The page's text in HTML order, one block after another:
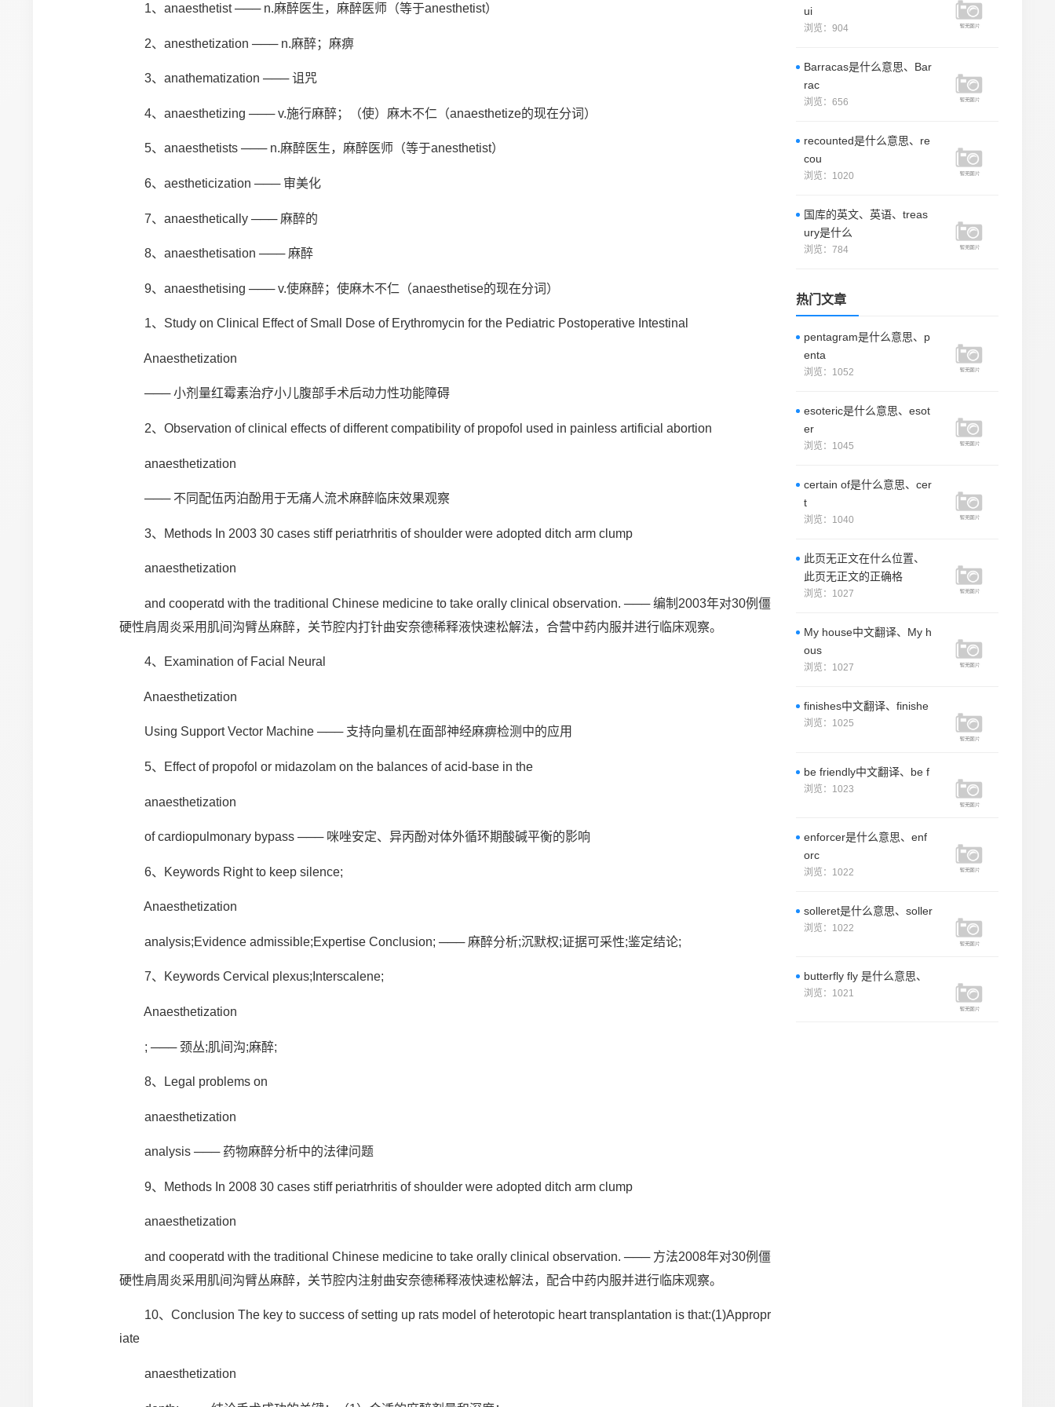
1、anaesthetist ─── n.麻醉医生，麻醉医师（等于anesthetist）
2、anesthetization ─── n.麻醉；麻痹
3、anathematization ─── 诅咒
4、anaesthetizing ─── v.施行麻醉；（使）麻木不仁（anaesthetize的现在分词）
5、anaesthetists ─── n.麻醉医生，麻醉医师（等于anesthetist）
6、aestheticization ─── 审美化
7、anaesthetically ─── 麻醉的
8、anaesthetisation ─── 麻醉
9、anaesthetising ─── v.使麻醉；使麻木不仁（anaesthetise的现在分词）
1、Study on Clinical Effect of Small Dose of Erythromycin for the Pediatric Postoperative Intestinal
Anaesthetization
─── 小剂量红霉素治疗小儿腹部手术后动力性功能障碍
2、Observation of clinical effects of different compatibility of propofol used in painless artificial abortion
anaesthetization
─── 不同配伍丙泊酚用于无痛人流术麻醉临床效果观察
3、Methods In 2003 30 cases stiff periatrhritis of shoulder were adopted ditch arm clump
anaesthetization
and cooperatd with the traditional Chinese medicine to take orally clinical observation. ─── 编制2003年对30例僵
硬性肩周炎采用肌间沟臂丛麻醉，关节腔内打针曲安奈德稀释液快速松解法，合营中药内服并进行临床观察。
4、Examination of Facial Neural
Anaesthetization
Using Support Vector Machine ─── 支持向量机在面部神经麻痹检测中的应用
5、Effect of propofol or midazolam on the balances of acid-base in the
anaesthetization
of cardiopulmonary bypass ─── 咪唑安定、异丙酚对体外循环期酸碱平衡的影响
6、Keywords Right to keep silence;
Anaesthetization
analysis;Evidence admissible;Expertise Conclusion; ─── 麻醉分析;沉默权;证据可采性;鉴定结论;
7、Keywords Cervical plexus;Interscalene;
Anaesthetization
; ─── 颈丛;肌间沟;麻醉;
8、Legal problems on
anaesthetization
analysis ─── 药物麻醉分析中的法律问题
9、Methods In 2008 30 cases stiff periatrhritis of shoulder were adopted ditch arm clump
anaesthetization
and cooperatd with the traditional Chinese medicine to take orally clinical observation. ─── 方法2008年对30例僵
硬性肩周炎采用肌间沟臂丛麻醉，关节腔内注射曲安奈德稀释液快速松解法，配合中药内服并进行临床观察。
10、Conclusion The key to success of setting up rats model of heterotopic heart transplantation is that:(1)Appropr
iate
anaesthetization
ui
浏览：904
Barracas是什么意思、Bar
rac
浏览：656
recounted是什么意思、re
cou
浏览：1020
国库的英文、英语、treas
ury是什么
浏览：784
热门文章
pentagram是什么意思、p
enta
浏览：1052
esoteric是什么意思、esot
er
浏览：1045
certain of是什么意思、cer
t
浏览：1040
此页无正文在什么位置、
此页无正文的正确格
浏览：1027
My house中文翻译、My h
ous
浏览：1027
finishes中文翻译、finishe
浏览：1025
be friendly中文翻译、be f
浏览：1023
enforcer是什么意思、enf
orc
浏览：1022
solleret是什么意思、soller
浏览：1022
butterfly fly 是什么意思、
浏览：1021